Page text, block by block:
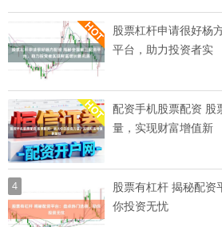
股票杠杆申请很好杨
平台，助力投资者实
配资手机股票配资 股
量，实现财富增值新
4
股票有杠杆 揭秘配资
你投资无忧